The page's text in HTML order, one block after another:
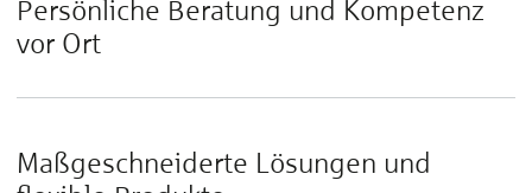
Persönliche Beratung und Kompetenz
vor Ort
Maßgeschneiderte Lösungen und